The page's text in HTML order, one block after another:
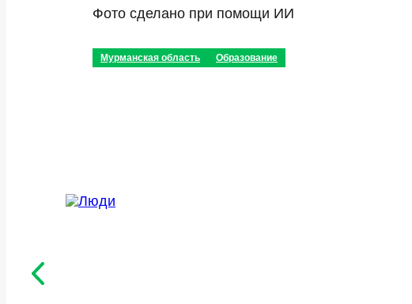
Фото сделано при помощи ИИ
Мурманская область Образование